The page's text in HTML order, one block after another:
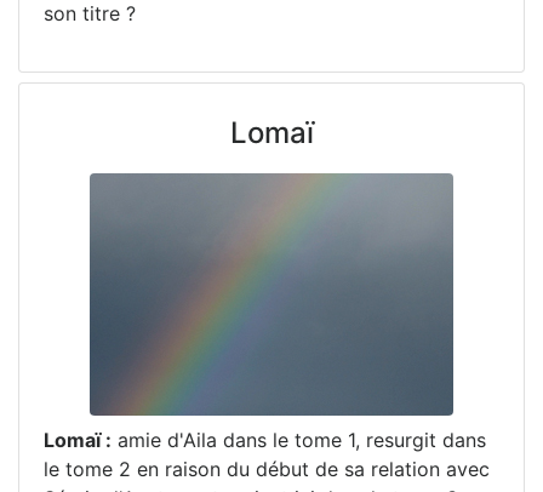
son titre ?
Lomaï
Lomaï : amie d'Aila dans le tome 1, resurgit dans
le tome 2 en raison du début de sa relation avec